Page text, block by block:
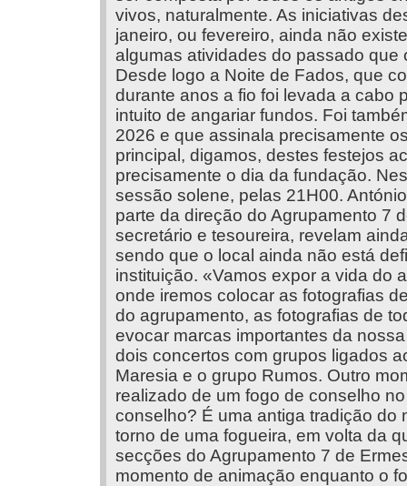
vivos, naturalmente. As iniciativas
janeiro, ou fevereiro, ainda não
algumas atividades do passado
Desde logo a Noite de Fados, que
durante anos a fio foi levada a cabo
intuito de angariar fundos. Foi
2026 e que assinala precisamente
principal, digamos, destes festejos
precisamente o dia da fundação.
sessão solene, pelas 21H00.
parte da direção do Agrupamento 7
secretário e tesoureira, revelam
sendo que o local ainda não está
instituição. «Vamos expor a vida do
onde iremos colocar as fotografias
do agrupamento, as fotografias de
evocar marcas importantes da
dois concertos com grupos ligados
Maresia e o grupo Rumos. Outro
realizado de um fogo de conselho
conselho? É uma antiga tradição do
torno de uma fogueira, em volta da
secções do Agrupamento 7 de
momento de animação enquanto o